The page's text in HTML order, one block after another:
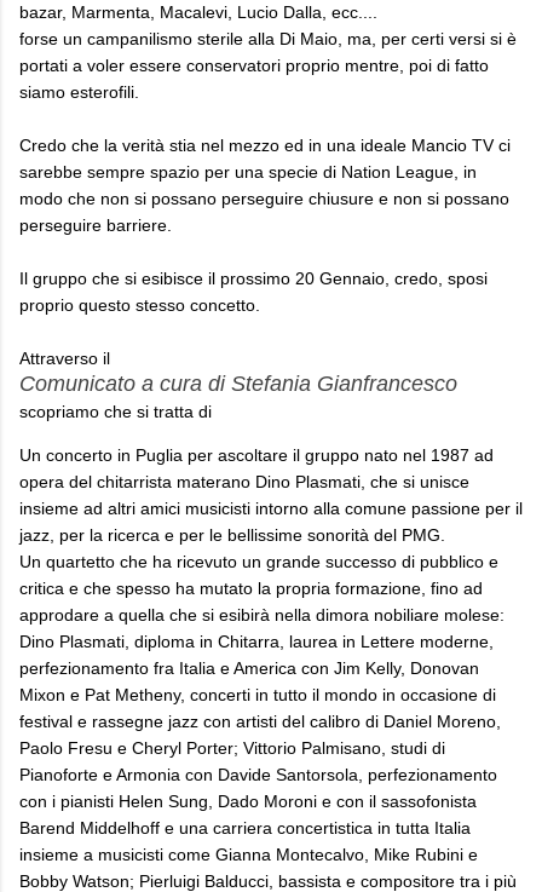
bazar, Marmenta, Macalevi, Lucio Dalla, ecc....
forse un campanilismo sterile alla Di Maio, ma, per certi versi si è
portati a voler essere conservatori proprio mentre, poi di fatto
siamo esterofili.
Credo che la verità stia nel mezzo ed in una ideale Mancio TV ci
sarebbe sempre spazio per una specie di Nation League, in
modo che non si possano perseguire chiusure e non si possano
perseguire barriere.
Il gruppo che si esibisce il prossimo 20 Gennaio, credo, sposi
proprio questo stesso concetto.
Attraverso il
Comunicato a cura di Stefania Gianfrancesco
scopriamo che si tratta di
Un concerto in Puglia per ascoltare il gruppo nato nel 1987 ad
opera del chitarrista materano Dino Plasmati, che si unisce
insieme ad altri amici musicisti intorno alla comune passione per il
jazz, per la ricerca e per le bellissime sonorità del PMG.
Un quartetto che ha ricevuto un grande successo di pubblico e
critica e che spesso ha mutato la propria formazione, fino ad
approdare a quella che si esibirà nella dimora nobiliare molese:
Dino Plasmati, diploma in Chitarra, laurea in Lettere moderne,
perfezionamento fra Italia e America con Jim Kelly, Donovan
Mixon e Pat Metheny, concerti in tutto il mondo in occasione di
festival e rassegne jazz con artisti del calibro di Daniel Moreno,
Paolo Fresu e Cheryl Porter; Vittorio Palmisano, studi di
Pianoforte e Armonia con Davide Santorsola, perfezionamento
con i pianisti Helen Sung, Dado Moroni e con il sassofonista
Barend Middelhoff e una carriera concertistica in tutta Italia
insieme a musicisti come Gianna Montecalvo, Mike Rubini e
Bobby Watson; Pierluigi Balducci, bassista e compositore tra i più